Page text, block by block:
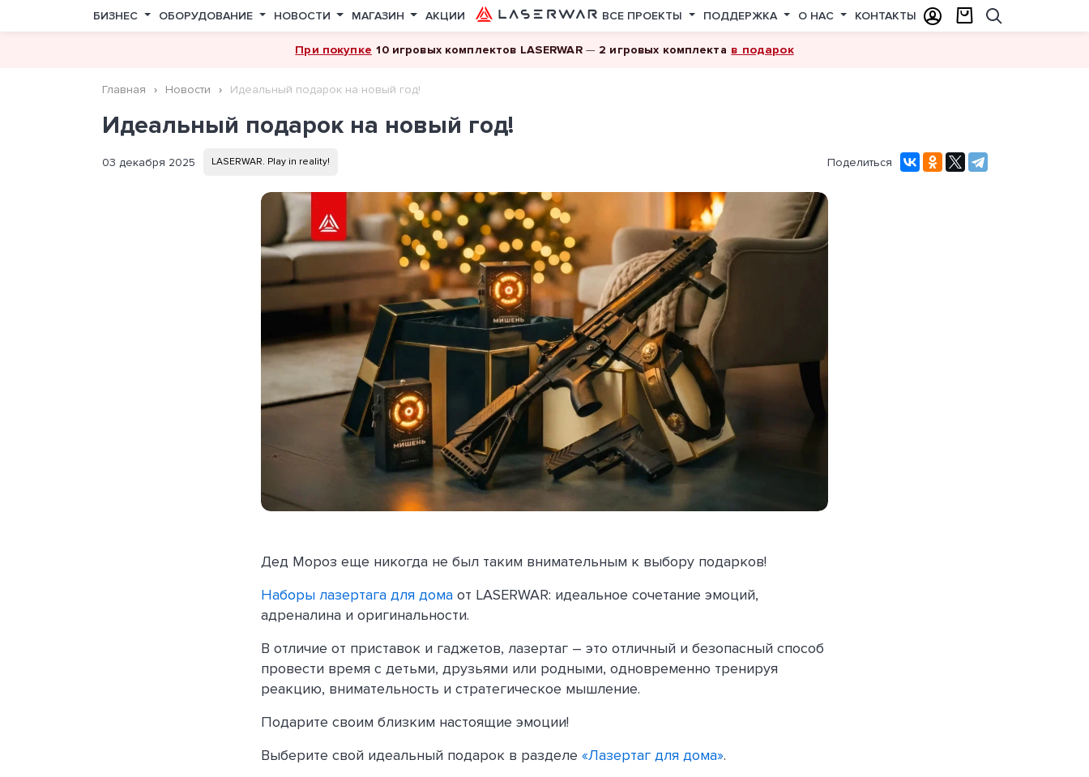
БИЗНЕС ОБОРУДОВАНИЕ НОВОСТИ МАГАЗИН АКЦИИ ВСЕ ПРОЕКТЫ ПОДДЕРЖКА О НАС КОНТАКТЫ
При покупке 10 игровых комплектов LASERWAR— 2 игровых комплекта в подарок
Главная Новости Идеальный подарок на новый год!
Идеальный подарок на новый год!
03 декабря 2025 LASERWAR. Play in reality! Поделиться
Дед Мороз еще никогда не был таким внимательным к выбору подарков!
Наборы лазертага для дома от LASERWAR: идеальное сочетание эмоций,
адреналина и оригинальности.
В отличие от приставок и гаджетов, лазертаг – это отличный и безопасный способ
провести время с детьми, друзьями или родными, одновременно тренируя
реакцию, внимательность и стратегическое мышление.
Подарите своим близким настоящие эмоции!
Выберите свой идеальный подарок в разделе «Лазертаг для дома».